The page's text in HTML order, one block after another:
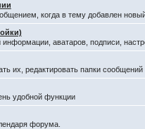
когда в тему добавлен
информации, аватаров, подписи,
их, редактировать папки
удобной функции
форума.